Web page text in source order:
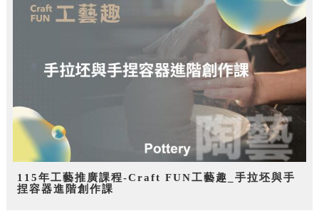
115年工藝推廣課程-Craft FUN工藝趣_手拉坯與手
捏容器進階創作課